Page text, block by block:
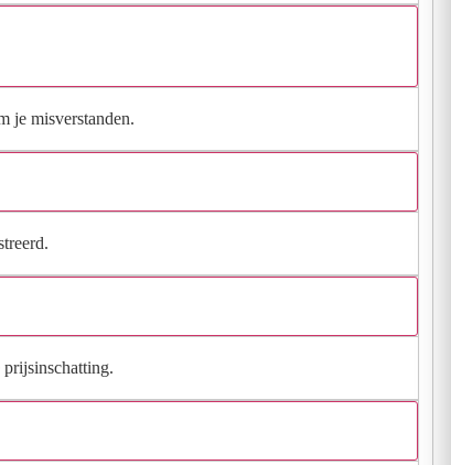
je misverstanden.
prijsinschatting.